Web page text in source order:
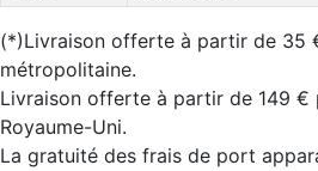
(*)Livraison offerte à partir de 35
métropolitaine.
Livraison offerte à partir de 149 €
Royaume-Uni.
La gratuité des frais de port